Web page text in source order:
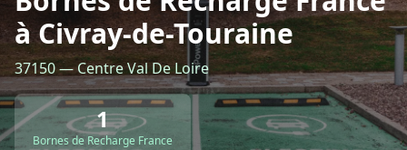
Retour à la liste des métiers
CGU-Confidentialité- Service proposé parViteUnDevis.com-Vous
à Civray-de-Touraine
37150 — Centre Val De Loire
1
Bornes de Recharge France